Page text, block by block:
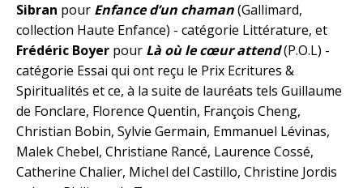
Sibran pour Enfance d’un chaman(Gallimard,
collection Haute Enfance) - catégorie Littérature, et
Frédéric Boyer pour Là où le cœur attend(P.O.L) -
catégorie Essai qui ont reçu le Prix Ecritures &
Spiritualités et ce, à la suite de lauréats tels Guillaume
de Fonclare, Florence Quentin, François Cheng,
Christian Bobin, Sylvie Germain, Emmanuel Lévinas,
Malek Chebel, Christiane Rancé, Laurence Cossé,
Catherine Chalier, Michel del Castillo, Christine Jordis